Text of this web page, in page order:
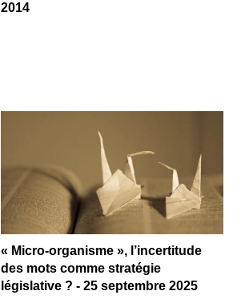
2014
« Micro-organisme », l’incertitude
des mots comme stratégie
législative ? - 25 septembre 2025